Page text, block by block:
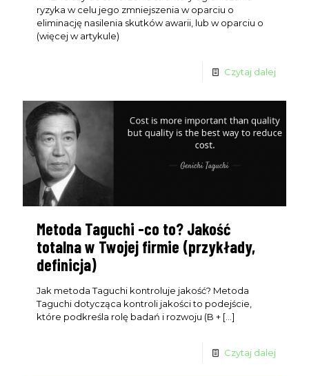
ryzyka w celu jego zmniejszenia w oparciu o
eliminację nasilenia skutków awarii, lub w oparciu o
(więcej w artykule)
Czytaj dalej
Metoda Taguchi -co to? Jakość
totalna w Twojej firmie (przykłady,
definicja)
Jak metoda Taguchi kontroluje jakość? Metoda
Taguchi dotycząca kontroli jakości to podejście,
które podkreśla rolę badań i rozwoju (B + […]
Czytaj dalej
WYŚLIJ